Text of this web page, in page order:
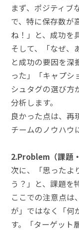
まず、ポジティブ
で、特に保存数が
ね！」と、成功を
そして、「なぜ、
と成功の要因を深
った」「キャプシ
シュタグの選び方
分析します。
良かった点は、再
チームのノウハウ
2.Problem（課題
次に、「思ったよ
う？」と、課題を
ここでの注意点は
が」ではなく「何
す。「ターゲット